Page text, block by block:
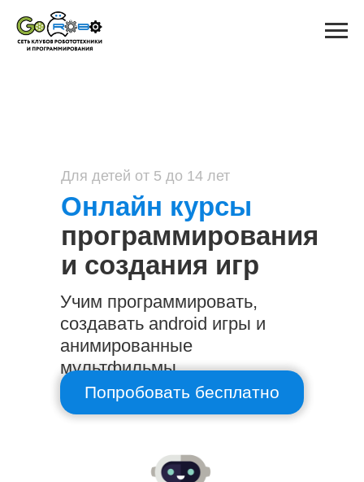
Онлайн курсы
программирования
и создания игр
Учим программировать,
создавать android игры и
анимированные
мультфильмы
Попробовать бесплатно
Для детей от 5 до 14 лет